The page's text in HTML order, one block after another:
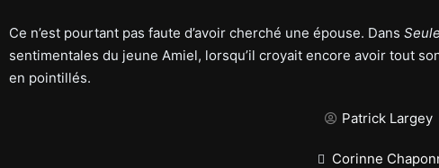
Ce n’est pourtant pas faute d’avoir cherché une épouse. Dans
sentimentales du jeune Amiel, lorsqu’il croyait encore avoir tout
en pointillés.
Patrick Largey
Corinne